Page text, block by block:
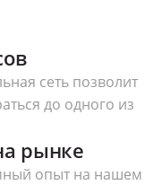
сеть позволит
до одного из
рынке
опыт на нашем